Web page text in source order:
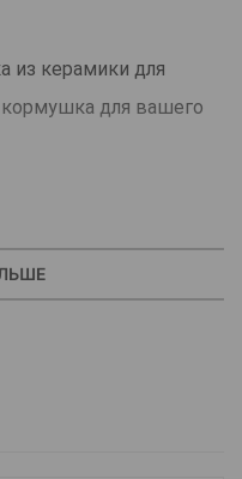
из керамики для
для вашего
подойдет для воды